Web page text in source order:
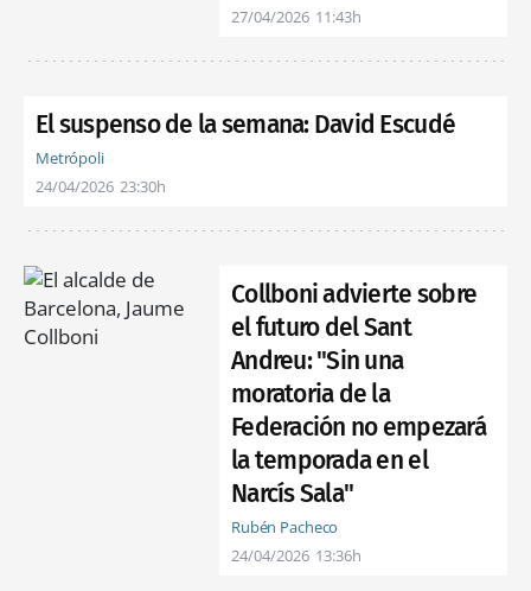
27/04/2026 11:43h
El suspenso de la semana: David Escudé
Metrópoli
24/04/2026 23:30h
Collboni advierte sobre
el futuro del Sant
Andreu: "Sin una
moratoria de la
Federación no empezará
la temporada en el
Narcís Sala"
Rubén Pacheco
24/04/2026 13:36h